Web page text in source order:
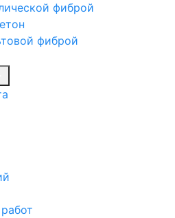
фиброй
фиброй